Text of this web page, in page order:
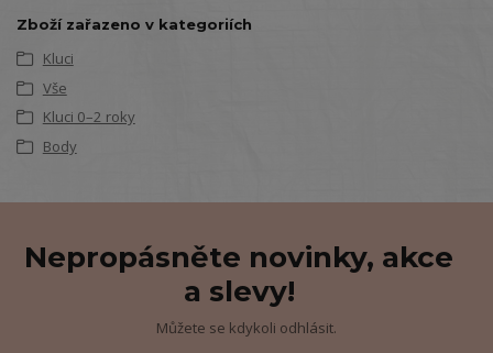
Zboží zařazeno v kategoriích
Kluci
Vše
Kluci 0–2 roky
Body
Nepropásněte novinky, akce
a slevy!
Můžete se kdykoli odhlásit.